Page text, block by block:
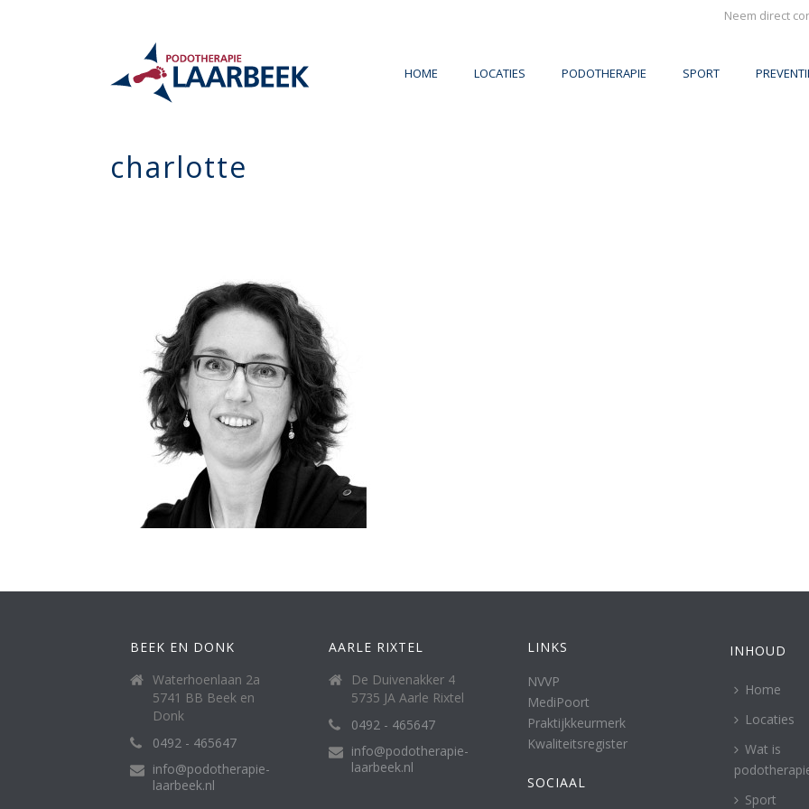
Neem direct
HOME LOCATIES PODOTHERAPIE SPORT
charlotte
BEEK EN DONK
Waterhoenlaan 2a
5741 BB Beek en
Donk
0492 - 465647
info@podotherapie-
laarbeek.nl
AARLE RIXTEL
De Duivenakker 4
5735 JA Aarle Rixtel
0492 - 465647
info@podotherapie-
laarbeek.nl
LINKS
NVVP
MediPoort
Praktijkkeurmerk
Kwaliteitsregister
SOCIAAL
INHOUD
Home
Locaties
Wat is
Sport